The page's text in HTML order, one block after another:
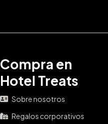
Compra en
Hotel Treats
Sobre nosotros
Regalos corporativos